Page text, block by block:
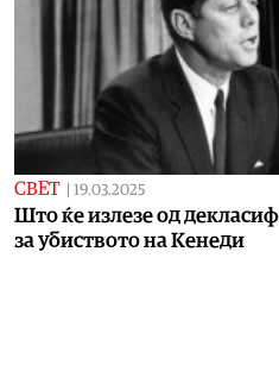
СВЕТ | 19.03.2025
Што ќе излезе од
за убиството на Кенеди